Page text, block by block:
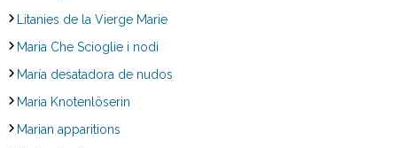
Litanies de la Vierge Marie
Maria Che Scioglie i nodi
María desatadora de nudos
Maria Knotenlöserin
Marian apparitions